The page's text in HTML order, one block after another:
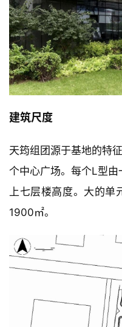
建
设
内
设
城
建筑尺度
天筠组团源于基地的特
个中心广场。每个L型
上七层楼高度。大的单
1900㎡。